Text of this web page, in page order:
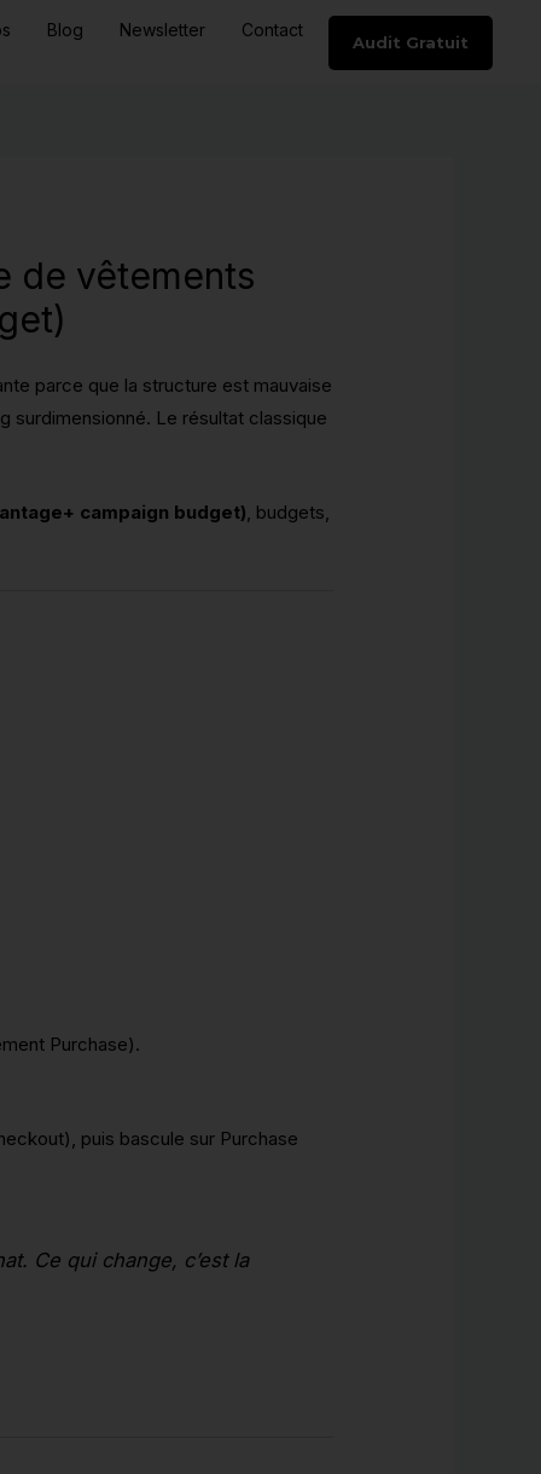
Blog Newsletter Contact
Audit Gratuit
de vêtements
parce que la structure est mauvaise
surdimensionné. Le résultat classique
campaign budget), budgets,
Purchase).
puis bascule sur Purchase
Ce qui change, c’est la